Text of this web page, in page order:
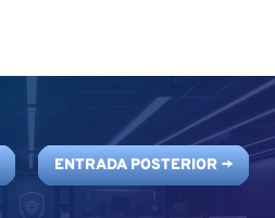
ENTRADA POSTERIOR→